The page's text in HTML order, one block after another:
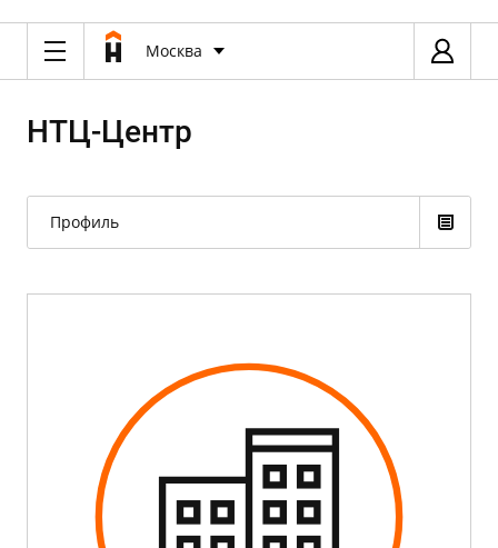
Москва
НТЦ-Центр
Профиль